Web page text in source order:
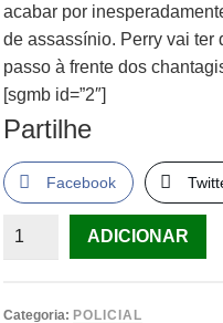
acabar por
de assassínio. Perry vai ter
passo à frente dos
[sgmb id=”2″]
Partilhe
Facebook
Quantidade
Mason
ADICIONAR
Categoria: POLICIAL